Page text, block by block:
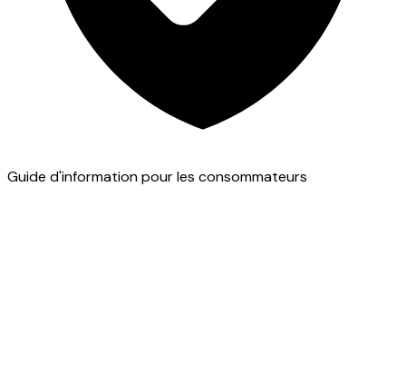
Guide d'information pour les consommateurs